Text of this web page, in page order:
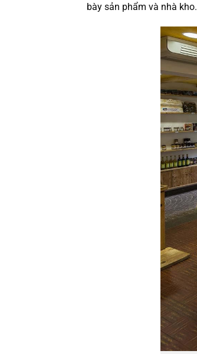
bày sản phẩm và nhà kho.